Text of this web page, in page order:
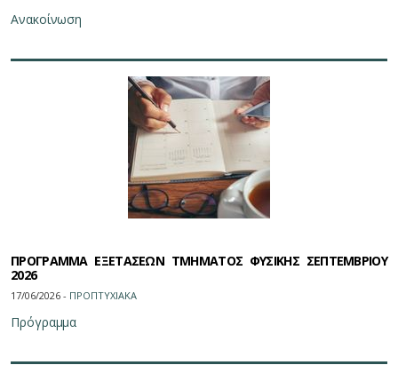
Ανακοίνωση
ΠΡΟΓΡΑΜΜΑ ΕΞΕΤΑΣΕΩΝ ΤΜΗΜΑΤΟΣ ΦΥΣΙΚΗΣ ΣΕΠΤΕΜΒΡΙΟΥ
2026
17/06/2026 - ΠΡΟΠΤΥΧΙΑΚΑ
Πρόγραμμα